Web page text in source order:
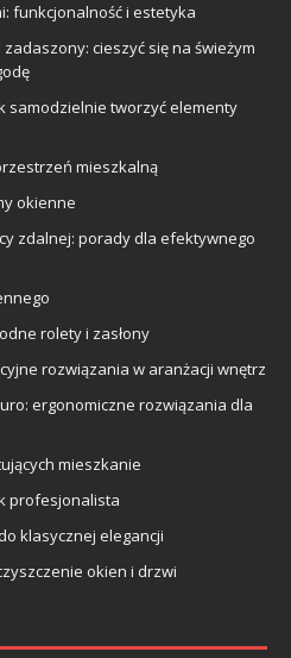
funkcjonalność i estetyka
cieszyć się na świeżym
samodzielnie tworzyć elementy
mieszkalną
okienne
zdalnej: porady dla efektywnego
rolety i zasłony
rozwiązania w aranżacji wnętrz
ergonomiczne rozwiązania dla
mieszkanie
profesjonalista
klasycznej elegancji
okien i drzwi